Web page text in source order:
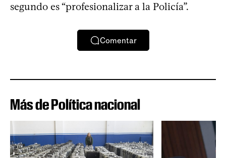
segundo es “profesionalizar a la Policía”.
Comentar
Más de Política nacional